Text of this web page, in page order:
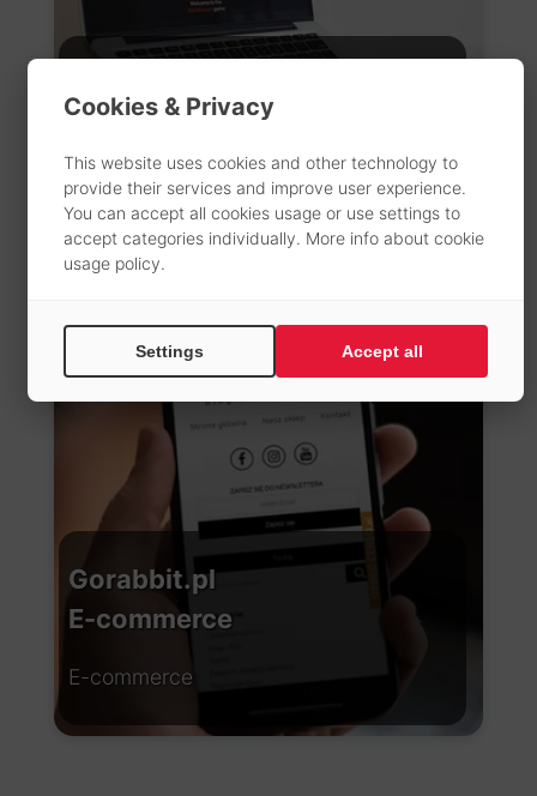
Projekt strony www
WWW digital
Gorabbit.pl
E-commerce
E-commerce
Cookies & Privacy
This website uses cookies and other technology to
provide their services and improve user experience.
You can accept all cookies usage or use settings to
accept categories individually. More info about cookie
usage policy.
Settings Accept all